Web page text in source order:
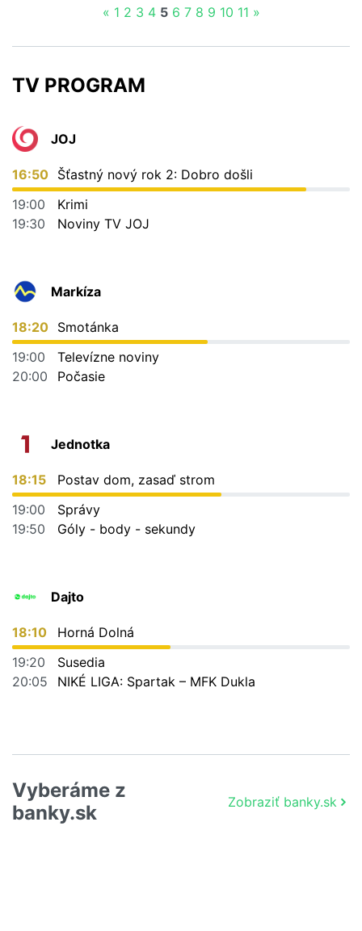
« 1 2 3 4 5 6 7 8 9 10 11 »
TV PROGRAM
JOJ
16:50 Šťastný nový rok 2: Dobro došli
19:00
Krimi
19:30
Noviny TV JOJ
Markíza
18:20 Smotánka
19:00
Televízne noviny
20:00
Počasie
Jednotka
18:15
Postav dom, zasaď strom
19:00
Správy
19:50
Góly - body - sekundy
Dajto
18:10
Horná Dolná
19:20
Susedia
20:05
NIKÉ LIGA: Spartak – MFK Dukla
Vyberáme z
banky.sk
Zobraziť banky.sk